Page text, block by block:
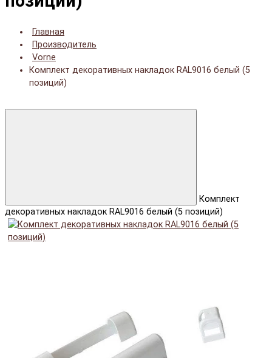
Главная
Производитель
Vorne
Комплект декоративных накладок RAL9016 белый (5
позиций)
Комплект
декоративных накладок RAL9016 белый (5 позиций)